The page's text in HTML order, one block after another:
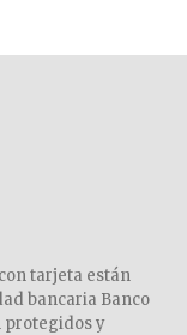
tarjeta están
bancaria Banco
protegidos y